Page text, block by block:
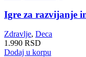
Igre za razvijanje
Zdravlje, Deca
1.990 RSD
Dodaj u korpu